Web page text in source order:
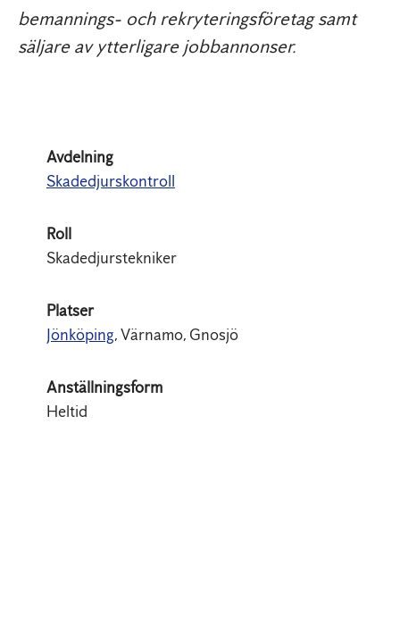
bemannings- och rekryteringsföretag samt
säljare av ytterligare jobbannonser.
Avdelning
Skadedjurskontroll
Roll
Skadedjurstekniker
Platser
Jönköping, Värnamo, Gnosjö
Anställningsform
Heltid